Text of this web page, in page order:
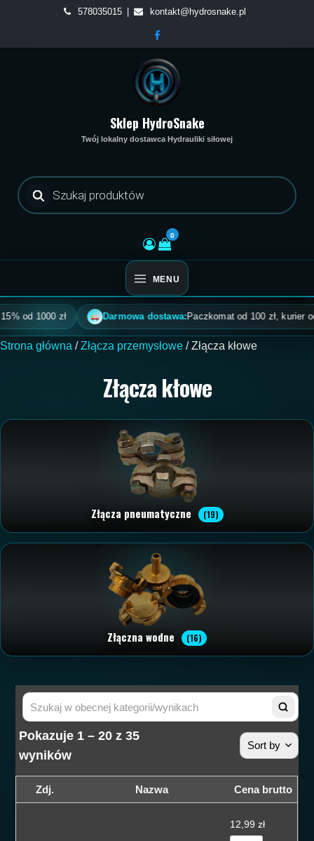
content
578035015 kontakt@hydrosnake.pl
Sklep HydroSnake
Twój lokalny dostawca Hydrauliki siłowej
Wyszukiwarka
produktów
0
MENU
1000 zł Darmowa dostawa:Paczkomat od 100 zł, kurier od
Strona główna /Złącza przemysłowe / Złącza kłowe
Złącza kłowe
Złącza pneumatyczne (19)
Złączna wodne (16)
Pokazuje 1 – 20 z 35
wyników
Sort by
Sortuj
Sortuj
Sortuj od
Zdj. Nazwa Cena brutto
12,99 zł